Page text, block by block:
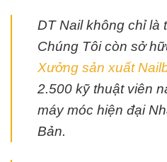
DT Nail không chỉ là
Chúng Tôi còn sở
Xưởng sản xuất
2.500 kỹ thuật viên
máy móc hiện đại
Bản.